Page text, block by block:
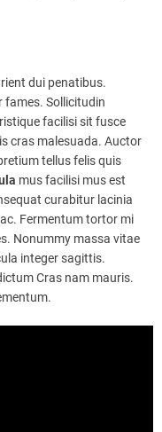
dui penatibus.
fames. Sollicitudin
facilisi sit fusce
cras malesuada. Auctor
tellus felis quis
mus facilisi mus est
curabitur lacinia
Fermentum tortor mi
Nonummy massa vitae
integer sagittis.
Cras nam mauris.